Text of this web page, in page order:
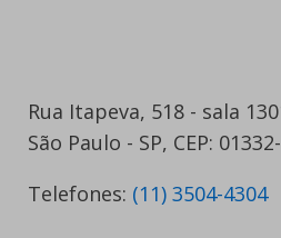
Rua Itapeva, 518 - sala
São Paulo - SP, CEP:
Telefones: (11) 3504-4304